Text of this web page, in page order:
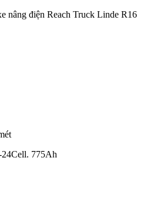
nâng điện Reach Truck Linde R16
775Ah